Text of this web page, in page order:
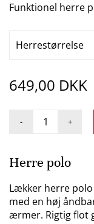
Funktionel herre
Herrestørrelse
649,00 DKK
- +
Herre polo
Lækker herre
med en høj
ærmer. Rigtig flot